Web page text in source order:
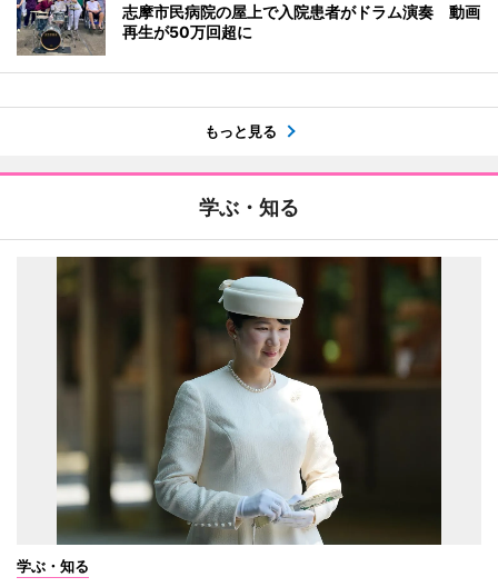
志摩市民病院の屋上で入院患者がドラム演奏 動画
再生が50万回超に
もっと見る
学ぶ・知る
学ぶ・知る